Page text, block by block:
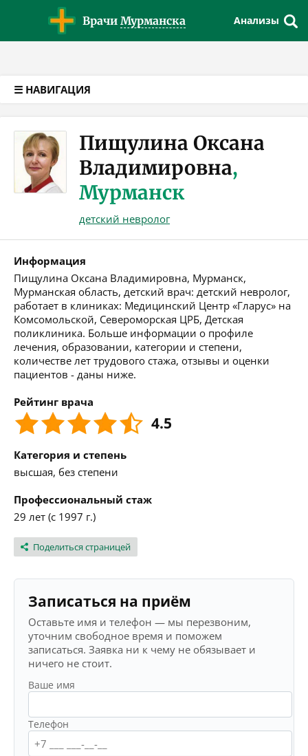
Врачи Мурманска Анализы
☰ НАВИГАЦИЯ
Пищулина Оксана
Владимировна,
Мурманск
детский невролог
Информация
Пищулина Оксана Владимировна, Мурманск,
Мурманская область, детский врач: детский невролог,
работает в клиниках: Медицинский Центр «Гларус» на
Комсомольской, Североморская ЦРБ, Детская
поликлиника. Больше информации о профиле
лечения, образовании, категории и степени,
количестве лет трудового стажа, отзывы и оценки
пациентов - даны ниже.
Рейтинг врача
4.5
Категория и степень
высшая, без степени
Профессиональный стаж
29 лет (с 1997 г.)
Поделиться страницей
Записаться на приём
Оставьте имя и телефон — мы перезвоним,
уточним свободное время и поможем
записаться. Заявка ни к чему не обязывает и
ничего не стоит.
Ваше имя
Телефон